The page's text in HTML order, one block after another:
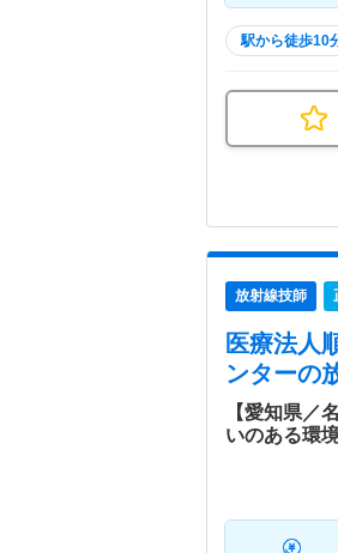
駅から徒歩10
放射線技師
医療法人
ンターの
【愛知県／
いのある環